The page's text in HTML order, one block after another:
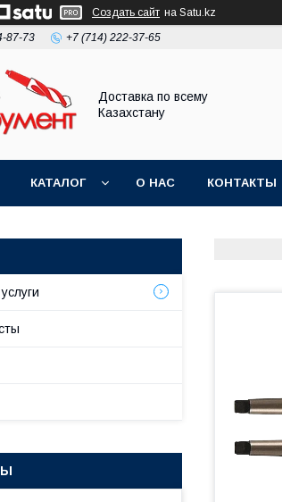
Создать сайт на Satu.kz
87-73 +7 (714) 222-37-65
Доставка по всему
Казахстану
КАТАЛОГ О НАС КОНТАКТЫ